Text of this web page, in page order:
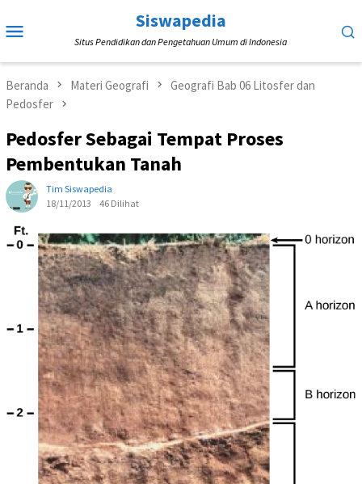
ke
Mobile
Siswapedia
Situs Pendidikan dan Pengetahuan Umum di Indonesia
Beranda Materi Geografi
Geografi Bab 06 Litosfer dan
Pedosfer
Pedosfer Sebagai Tempat Proses
Pembentukan Tanah
Tim Siswapedia
18/11/2013
46 Dilihat